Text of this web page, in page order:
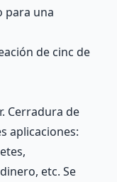
para una
de cinc de
Cerradura de
aplicaciones:
etc. Se